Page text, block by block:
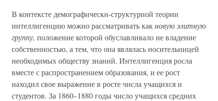
В контексте демографически-структурной теории
интеллигенцию можно рассматривать какновую элитную
группу, положение которой обуславливало не владение
собственностью, а тем, что она являлась носительницей
необходимых обществу знаний. Интеллигенция росла
вместе с распространением образования, и ее рост
находил свое выражение в росте числа учащихся и
студентов. За 1860–1880 годы число учащихся средних